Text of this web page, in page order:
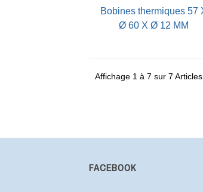
Vue rapide
bobines thermiques 57 X
Ø 60 X Ø 12 MM
Affichage 1 à 7 sur 7 Articles
FACEBOOK